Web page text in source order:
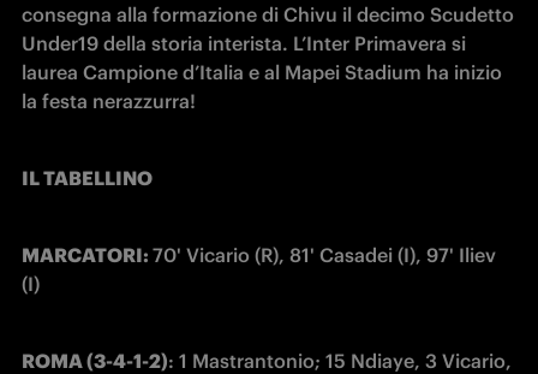
consegna alla formazione di Chivu il decimo Scudetto
Under19 della storia interista. L’Inter Primavera si
laurea Campione d’Italia e al Mapei Stadium ha inizio
la festa nerazzurra!
IL TABELLINO
MARCATORI: 70' Vicario (R), 81' Casadei (I), 97' Iliev
(I)
ROMA (3-4-1-2): 1 Mastrantonio; 15 Ndiaye, 3 Vicario,